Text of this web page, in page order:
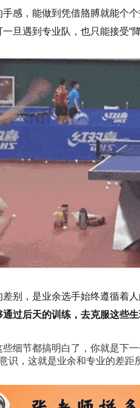
感，能做到凭借胳膊就能个
旦遇到专业队，也只能接受“
别，是业余选手始终遵循着
通过后天的训练，去克服这些生
细节都搞明白了，你就是下一
识，这就是业余和专业的差距